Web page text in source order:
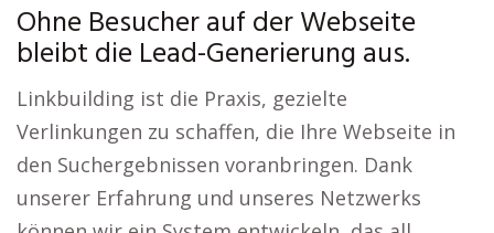
Ohne Besucher auf der Webseite
bleibt die Lead-Generierung aus.
Linkbuilding ist die Praxis, gezielte
Verlinkungen zu schaffen, die Ihre Webseite in
den Suchergebnissen voranbringen. Dank
unserer Erfahrung und unseres Netzwerks